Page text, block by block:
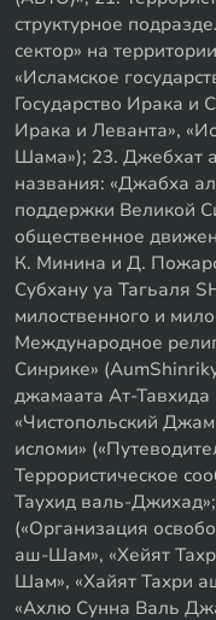
структурное
сектор» на
«Исламское
Государство Ирака и
Ирака и Леванта»,
Шама»); 23. Джебхат
названия: «Джабха
поддержки Великой
общественное
К. Минина и Д.
Субхану уа Тагьаля
милоственного и
Международное
Синрике»
джамаата Ат-
«Чистопольский
исломи»
Террористическое
Таухид валь-
(«Организация
аш-Шам», «Хейят
Шам», «Хайят Тахри
«Ахлю Сунна Валь